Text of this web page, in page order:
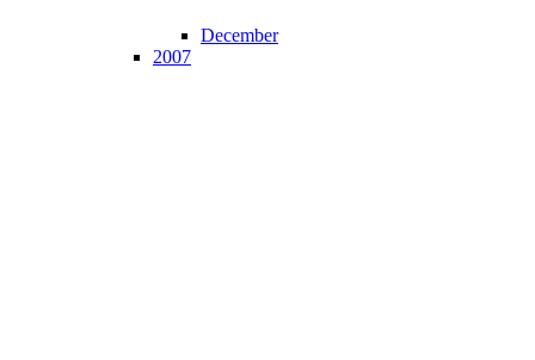
December
2007